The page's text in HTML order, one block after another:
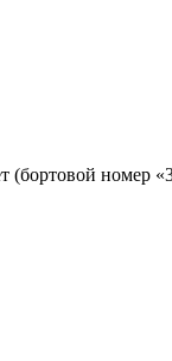
номер